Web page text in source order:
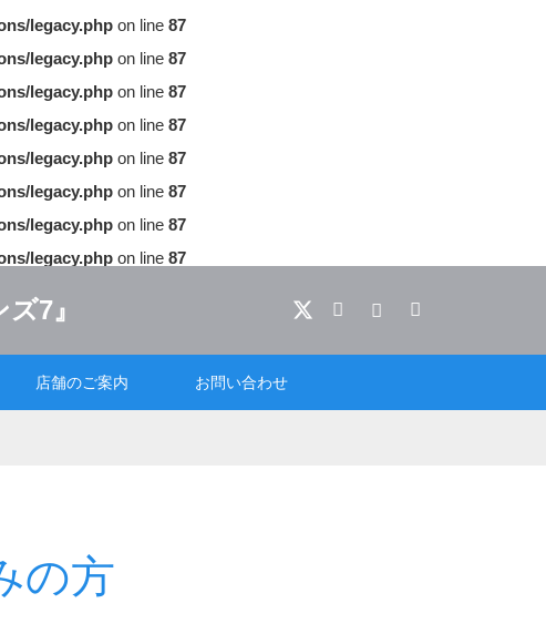
legacy.php on line 87
legacy.php on line 87
legacy.php on line 87
legacy.php on line 87
legacy.php on line 87
legacy.php on line 87
legacy.php on line 87
legacy.php on line 87
店舗のご案内 お問い合わせ
の方